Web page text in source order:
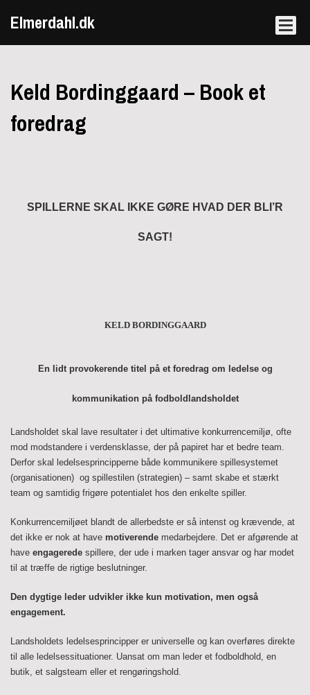
Elmerdahl.dk
Keld Bordinggaard – Book et
foredrag
SPILLERNE SKAL IKKE GØRE HVAD DER BLI’R
SAGT!
KELD BORDINGGAARD
En lidt provokerende titel på et foredrag om ledelse og
kommunikation på fodboldlandsholdet
Landsholdet skal lave resultater i det ultimative konkurrencemiljø, ofte
mod modstandere i verdensklasse, der på papiret har et bedre team.
Derfor skal ledelsesprincipperne både kommunikere spillesystemet
(organisationen) og spillestilen (strategien) – samt skabe et stærkt
team og samtidig frigøre potentialet hos den enkelte spiller.
Konkurrencemiljøet blandt de allerbedste er så intenst og krævende, at
det ikke er nok at have motiverende medarbejdere. Det er afgørende at
have engagerede spillere, der ude i marken tager ansvar og har modet
til at træffe de rigtige beslutninger.
Den dygtige leder udvikler ikke kun motivation, men også
engagement.
Landsholdets ledelsesprincipper er universelle og kan overføres direkte
til alle ledelsessituationer. Uansat om man leder et fodboldhold, en
butik, et salgsteam eller et rengøringshold.